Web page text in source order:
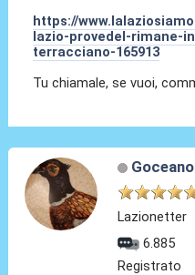
https://
lazio-provedel-rimane-
terracciano-165913
Tu chiamale, se vuoi,
Goceano
Lazionetter
6.885
Registrato